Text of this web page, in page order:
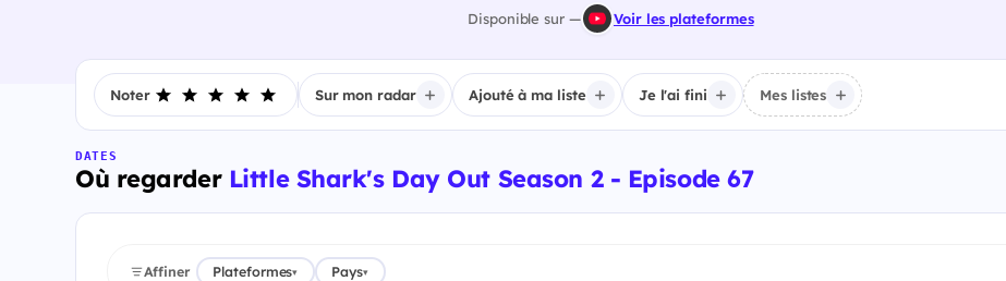
Disponible sur — Voir les plateformes
Noter Sur mon radar Ajouté à ma liste Je l'ai fini Mes listes
DATES
Où regarder Little Shark's Day Out Season 2 - Episode 67
Affiner Plateformes▾ Pays▾